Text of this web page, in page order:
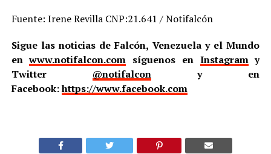
Fuente: Irene Revilla CNP:21.641 / Notifalcón
Sigue las noticias de Falcón, Venezuela y el Mundo
enwww.notifalcon.com síguenos en Instagramy
Twitter @notifalcony en
Facebook:https://www.facebook.com